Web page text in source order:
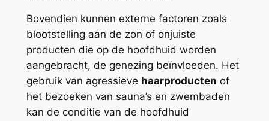
Bovendien kunnen externe factoren zoals
blootstelling aan de zon of onjuiste
producten die op de hoofdhuid worden
aangebracht, de genezing beïnvloeden. Het
gebruik van agressieve haarproducten of
het bezoeken van sauna’s en zwembaden
kan de conditie van de hoofdhuid